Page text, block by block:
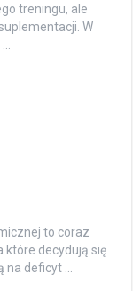
treningu, ale
W
to coraz
które decydują się
na deficyt …